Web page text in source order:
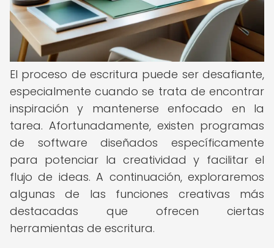
El proceso de escritura puede ser desafiante,
especialmente cuando se trata de encontrar
inspiración y mantenerse enfocado en la
tarea. Afortunadamente, existen programas
de software diseñados específicamente
para potenciar la creatividad y facilitar el
flujo de ideas. A continuación, exploraremos
algunas de las funciones creativas más
destacadas que ofrecen ciertas
herramientas de escritura.